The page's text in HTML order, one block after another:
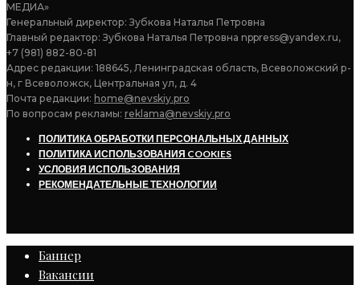
МЕДИА»
Генеральный директор: Зубкова Наталья Петровна
Главный редактор: Зубкова Наталья Петровна nppress@yandex.ru,
+7 (981) 882-80-81
Адрес редакции: 188645, Ленинградская область, Всеволожский р-
н, г Всеволожск, Центральная ул, д. 4
Почта редакции: home@nevskiy.pro
По вопросам рекламы: reklama@nevskiy.pro
ПОЛИТИКА ОБРАБОТКИ ПЕРСОНАЛЬНЫХ ДАННЫХ
ПОЛИТИКА ИСПОЛЬЗОВАНИЯ COOKIES
УСЛОВИЯ ИСПОЛЬЗОВАНИЯ
РЕКОМЕНДАТЕЛЬНЫЕ ТЕХНОЛОГИИ
Баннер
Вакансии